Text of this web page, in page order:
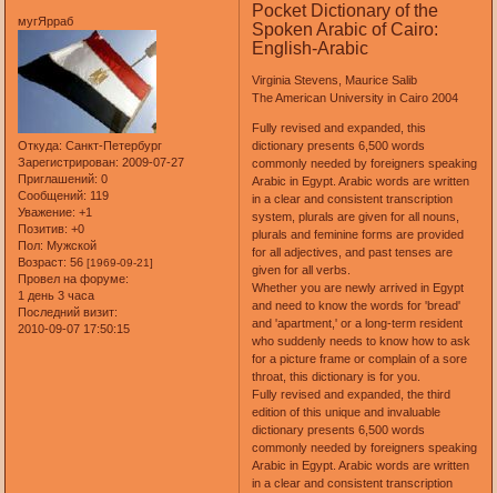
мугЯрраб
Откуда: Санкт-Петербург
Зарегистрирован: 2009-07-27
Приглашений: 0
Сообщений: 119
Уважение: +1
Позитив: +0
Пол: Мужской
Возраст: 56[1969-09-21]
Провел на форуме:
1 день 3 часа
Последний визит:
2010-09-07 17:50:15
Pocket Dictionary of the
Spoken Arabic of Cairo:
English-Arabic
Virginia Stevens, Maurice Salib
The American University in Cairo 2004
Fully revised and expanded, this
dictionary presents 6,500 words
commonly needed by foreigners speaking
Arabic in Egypt. Arabic words are written
in a clear and consistent transcription
system, plurals are given for all nouns,
plurals and feminine forms are provided
for all adjectives, and past tenses are
given for all verbs.
Whether you are newly arrived in Egypt
and need to know the words for 'bread'
and 'apartment,' or a long-term resident
who suddenly needs to know how to ask
for a picture frame or complain of a sore
throat, this dictionary is for you.
Fully revised and expanded, the third
edition of this unique and invaluable
dictionary presents 6,500 words
commonly needed by foreigners speaking
Arabic in Egypt. Arabic words are written
in a clear and consistent transcription